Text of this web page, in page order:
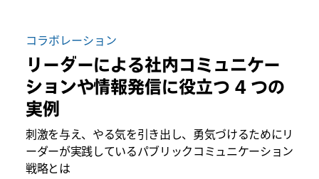
コラボレーション
リーダーによる社内コミュニケー
ションや情報発信に役立つ 4 つの
実例
刺激を与え、やる気を引き出し、勇気づけるためにリ
ーダーが実践しているパブリックコミュニケーション
戦略とは